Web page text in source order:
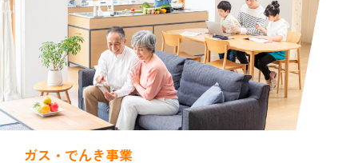
ガス・でんき事業